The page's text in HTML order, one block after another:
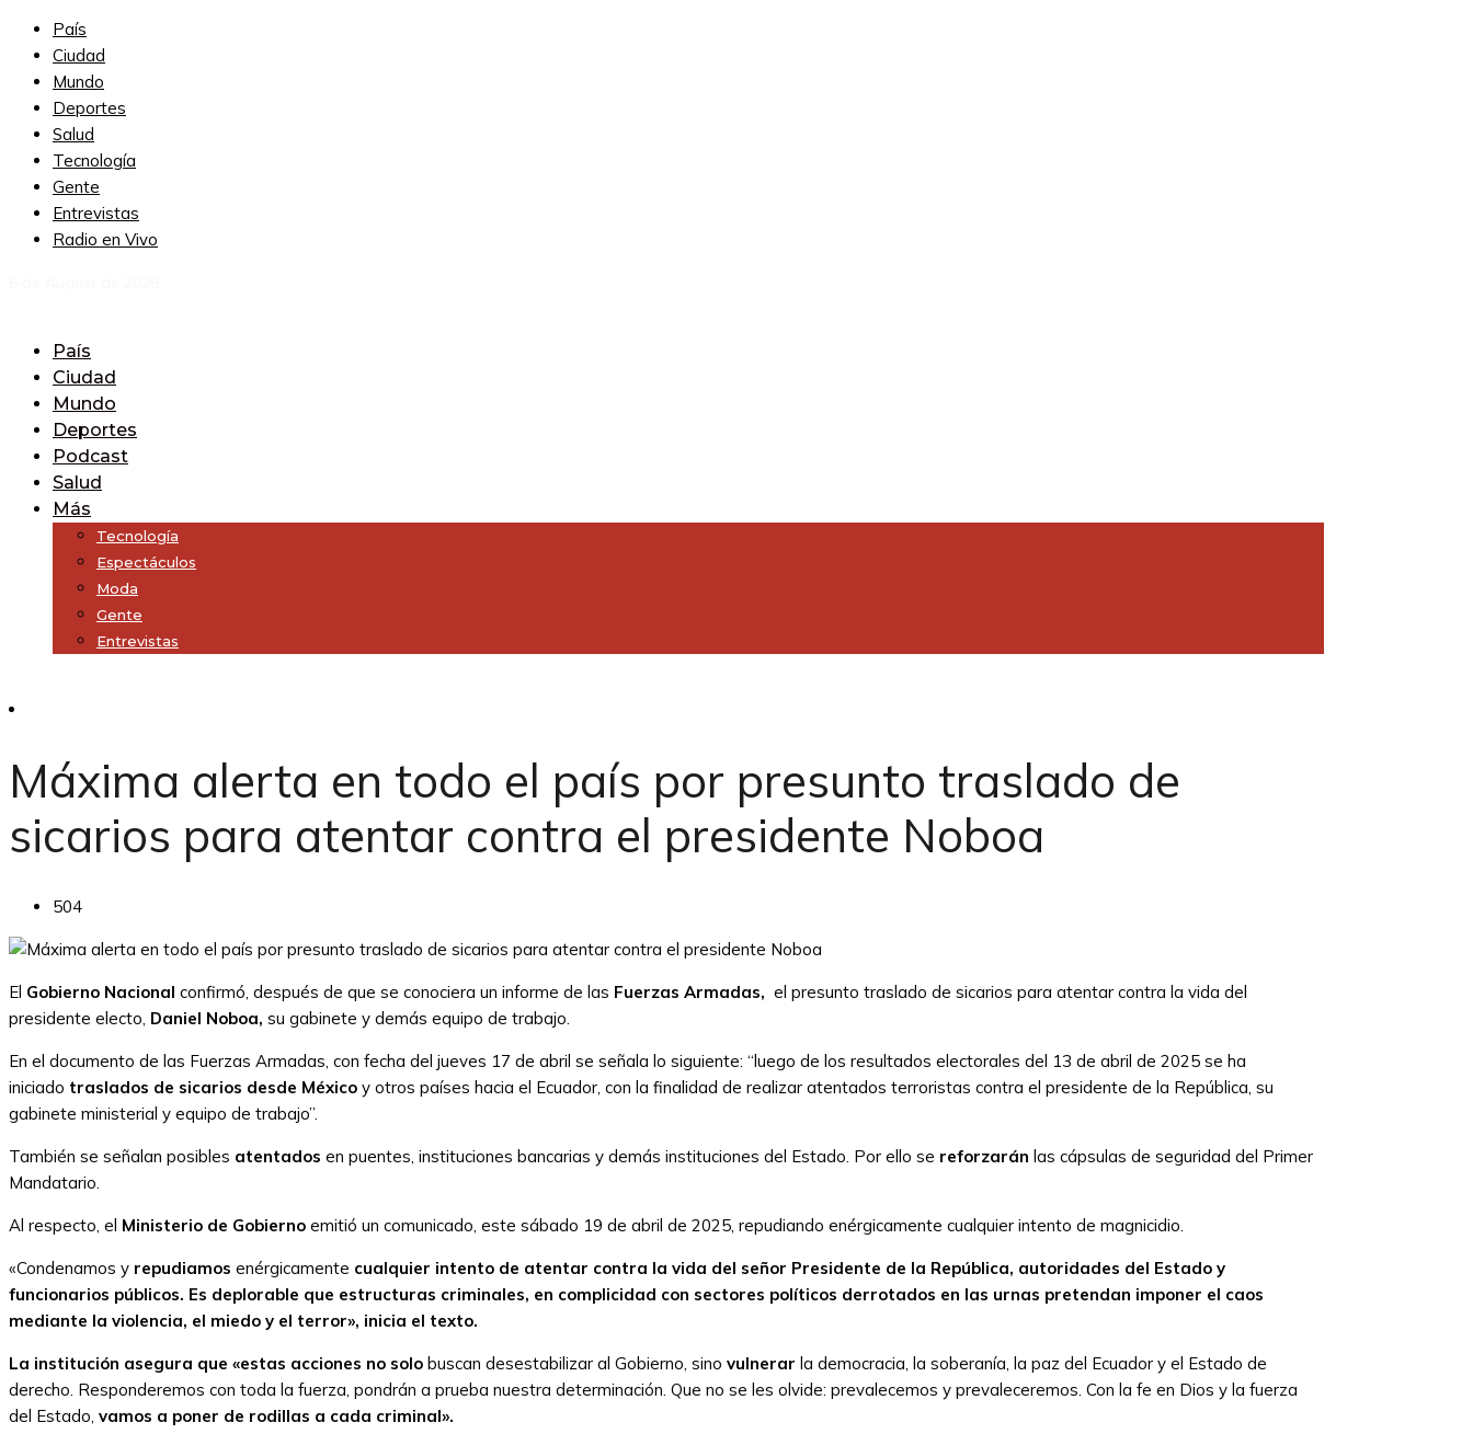
País
Ciudad
Mundo
Deportes
Salud
Tecnología
Gente
Entrevistas
Radio en Vivo
País
Ciudad
Mundo
Deportes
Podcast
Salud
Más
Tecnología
Espectáculos
Moda
Gente
Entrevistas
Máxima alerta en todo el país por presunto traslado de
sicarios para atentar contra el presidente Noboa
504
El Gobierno Nacional confirmó, después de que se conociera un informe de las Fuerzas Armadas, el presunto traslado de sicarios para atentar contra la vida del
presidente electo, Daniel Noboa, su gabinete y demás equipo de trabajo.
En el documento de las Fuerzas Armadas, con fecha del jueves 17 de abril se señala lo siguiente: “luego de los resultados electorales del 13 de abril de 2025 se ha
iniciado traslados de sicarios desde México y otros países hacia el Ecuador, con la finalidad de realizar atentados terroristas contra el presidente de la República, su
gabinete ministerial y equipo de trabajo”.
También se señalan posibles atentados en puentes, instituciones bancarias y demás instituciones del Estado. Por ello se reforzarán las cápsulas de seguridad del Primer
Mandatario.
Al respecto, el Ministerio de Gobierno emitió un comunicado, este sábado 19 de abril de 2025, repudiando enérgicamente cualquier intento de magnicidio.
«Condenamos y repudiamos enérgicamente cualquier intento de atentar contra la vida del señor Presidente de la República, autoridades del Estado y
funcionarios públicos. Es deplorable que estructuras criminales, en complicidad con sectores políticos derrotados en las urnas pretendan imponer el caos
mediante la violencia, el miedo y el terror», inicia el texto.
La institución asegura que «estas acciones no solo buscan desestabilizar al Gobierno, sino vulnerar la democracia, la soberanía, la paz del Ecuador y el Estado de
derecho. Responderemos con toda la fuerza, pondrán a prueba nuestra determinación. Que no se les olvide: prevalecemos y prevaleceremos. Con la fe en Dios y la fuerza
del Estado, vamos a poner de rodillas a cada criminal».